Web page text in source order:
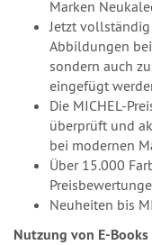
Marken
Jetzt
Abbildungen
sondern auch
eingefügt
Die MICHEL-
überprüft und
bei modernen
Über 15.000
Neuheiten bis
Nutzung von E-Books